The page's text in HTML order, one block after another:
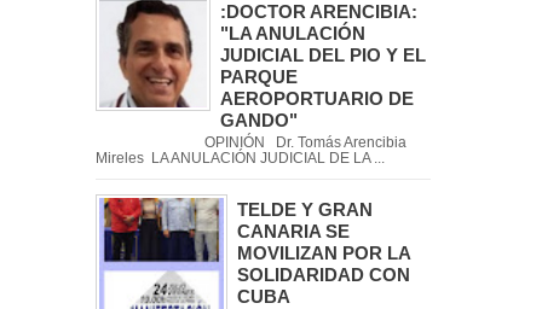
:DOCTOR ARENCIBIA:
"LA ANULACIÓN
JUDICIAL DEL PIO Y EL
PARQUE
AEROPORTUARIO DE
GANDO"
OPINIÓN Dr. Tomás Arencibia
Mireles LA ANULACIÓN JUDICIAL DE LA ...
TELDE Y GRAN
CANARIA SE
MOVILIZAN POR LA
SOLIDARIDAD CON
CUBA